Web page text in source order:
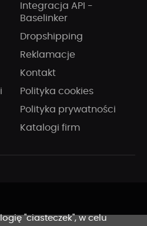
Integracja API -
Baselinker
Dropshipping
Reklamacje
Kontakt
Polityka cookies
Polityka prywatności
Katalogi firm
"ciasteczek", w celu